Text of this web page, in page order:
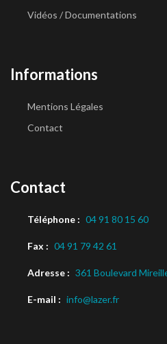
Vidéos / Documentations
Informations
Mentions Légales
Contact
Contact
Téléphone : 04 91 80 15 60
Fax : 04 91 79 42 61
Adresse : 361 Boulevard
E-mail : info@lazer.fr